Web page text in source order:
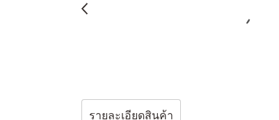
รายละเอียดสินค้า